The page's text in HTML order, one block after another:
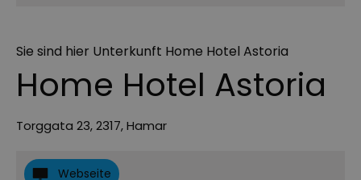
Sie sind hier Unterkunft Home Hotel Astoria
Home Hotel Astoria
Torggata 23,2317,Hamar
Webseite